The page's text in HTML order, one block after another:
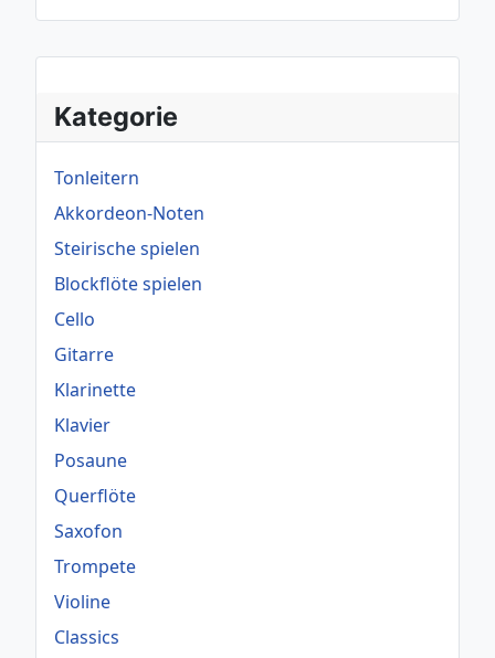
Kategorie
Tonleitern
Akkordeon-Noten
Steirische spielen
Blockflöte spielen
Cello
Gitarre
Klarinette
Klavier
Posaune
Querflöte
Saxofon
Trompete
Violine
Classics